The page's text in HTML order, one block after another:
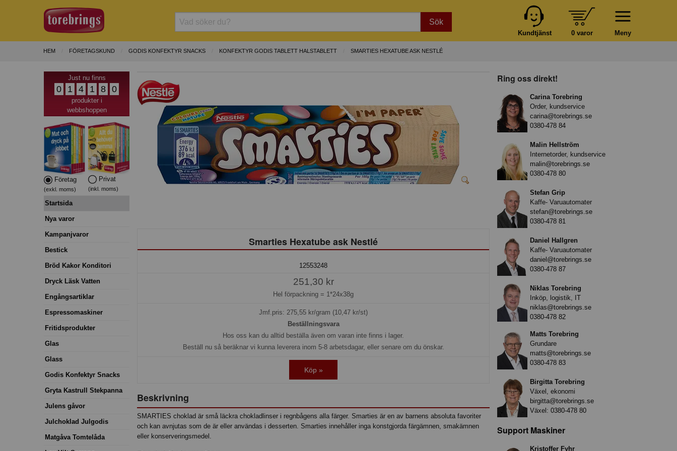
Sök
Meny
0 varor
Kundtjänst
HEM FÖRETAGSKUND GODIS KONFEKTYR SNACKS KONFEKTYR GODIS TABLETT HALSTABLETT SMARTIES HEXATUBE ASK NESTLÉ
Just nu finns
0 1 4 1 8 0
produkter i
webbshoppen
Företag
(exkl. moms)
Privat
(inkl. moms)
Startsida
Nya varor
Kampanjvaror
Bestick
Bröd Kakor Konditori
Dryck Läsk Vatten
Engångsartiklar
Espressomaskiner
Fritidsprodukter
Glas
Glass
Godis Konfektyr Snacks
Gryta Kastrull Stekpanna
Julens gåvor
Julchoklad Julgodis
Matgåva Tomtelåda
Smarties Hexatube ask Nestlé
12553248
251,30 kr
Hel förpackning = 1*24x38g
Jmf.pris: 275,55 kr/gram (10,47 kr/st)
Beställningsvara
Hos oss kan du alltid beställa även om varan inte finns i lager.
Beställ nu så beräknar vi kunna leverera inom 5-8 arbetsdagar, eller senare om du önskar.
Köp »
Beskrivning
SMARTIES choklad är små läckra chokladlinser i regnbågens alla färger. Smarties är en av barnens absoluta favoriter
och kan avnjutas som de är eller användas i desserten. Smarties innehåller inga konstgjorda färgämnen, smakämnen
eller konserveringsmedel.
Ring oss direkt!
Carina Torebring
Order, kundservice
carina@torebrings.se
0380-478 84
Malin Hellström
Internetorder, kundservice
malin@torebrings.se
0380-478 80
Stefan Grip
Kaffe- Varuautomater
stefan@torebrings.se
0380-478 81
Daniel Hallgren
Kaffe- Varuautomater
daniel@torebrings.se
0380-478 87
Niklas Torebring
Inköp, logistik, IT
niklas@torebrings.se
0380-478 82
Matts Torebring
Grundare
matts@torebrings.se
0380-478 83
Birgitta Torebring
Växel, ekonomi
birgitta@torebrings.se
Växel: 0380-478 80
Support Maskiner
Kristoffer Fyhr